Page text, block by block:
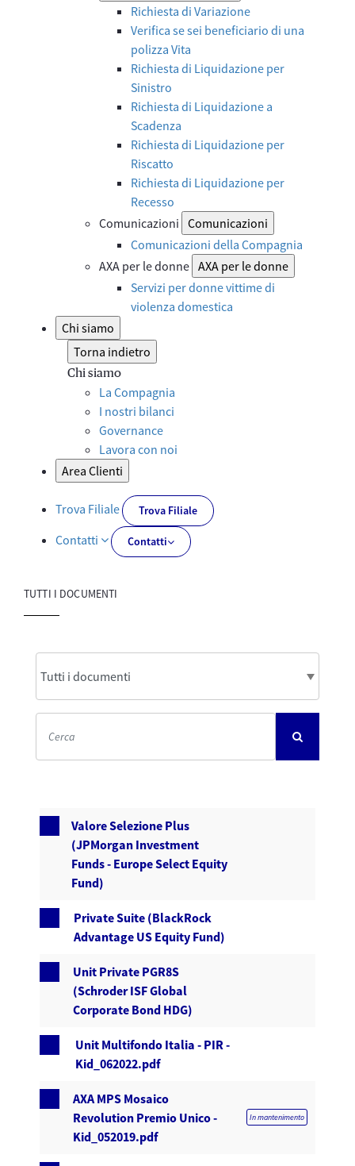
Richiesta di Variazione
Verifica se sei beneficiario di una
polizza Vita
Richiesta di Liquidazione per
Sinistro
Richiesta di Liquidazione a
Scadenza
Richiesta di Liquidazione per
Riscatto
Richiesta di Liquidazione per
Recesso
Comunicazioni Comunicazioni
Comunicazioni della Compagnia
AXA per le donne AXA per le donne
Servizi per donne vittime di
violenza domestica
Chi siamo
Torna indietro
Chi siamo
La Compagnia
I nostri bilanci
Governance
Lavora con noi
Area Clienti
Trova Filiale Trova Filiale
Contatti Contatti
TUTTI I DOCUMENTI
Valore Selezione Plus
(JPMorgan Investment
Funds - Europe Select Equity
Fund)
Private Suite (BlackRock
Advantage US Equity Fund)
Unit Private PGR8S
(Schroder ISF Global
Corporate Bond HDG)
Unit Multifondo Italia - PIR -
Kid_062022.pdf
AXA MPS Mosaico
Revolution Premio Unico -
Kid_052019.pdf
In mantenimento